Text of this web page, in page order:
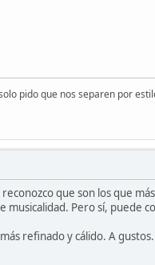
pido que nos separen por
que son los que
musicalidad. Pero sí,
refinado y cálido. A